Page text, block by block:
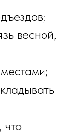
весной,
что